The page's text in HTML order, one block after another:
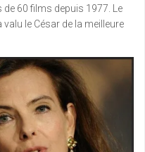
de 60 films depuis 1977. Le
le César de la meilleure